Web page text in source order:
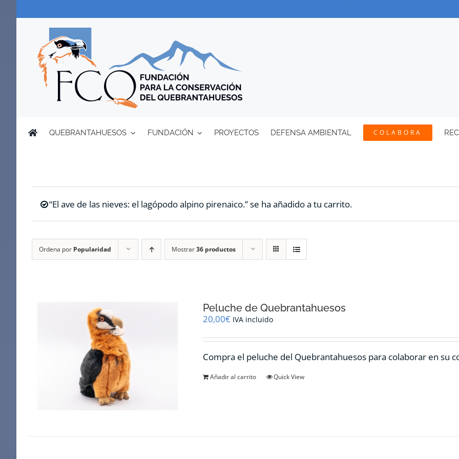
QUEBRANTAHUESOS FUNDACIÓN PROYECTOS DEFENSA AMBIENTAL COLABORA
“El ave de las nieves: el lagópodo alpino pirenaico.” se ha añadido a tu carrito.
Ordena por Popularidad Mostrar36 productos
Peluche de Quebrantahuesos
20,00€ IVA incluido
Compra el peluche del Quebrantahuesos para colaborar en su
Añadir al carrito Quick View